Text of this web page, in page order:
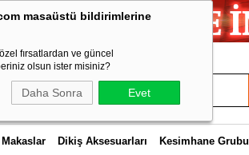
masaüstü bildirimlerine
fırsatlardan ve güncel
olsun ister misiniz?
Daha Sonra Evet
Makaslar Dikiş Aksesuarları Kesimhane Grubu